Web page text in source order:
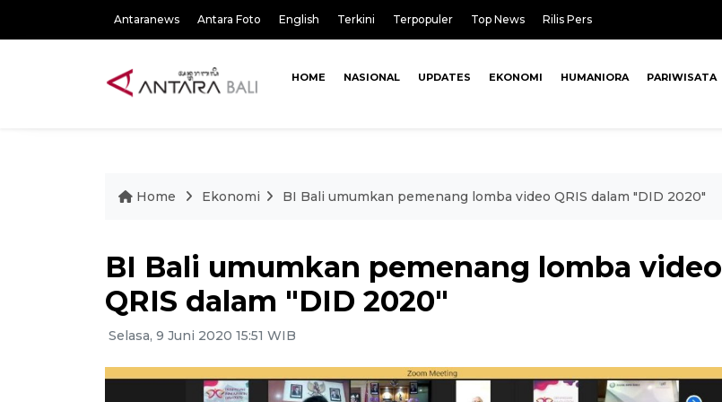
Antaranews Antara Foto English Terkini Terpopuler Top News Rilis Pers
HOME NASIONAL UPDATES EKONOMI HUMANIORA PARIWISATA
Home Ekonomi BI Bali umumkan pemenang lomba video QRIS dalam "DID 2020"
BI Bali umumkan pemenang lomba video
QRIS dalam "DID 2020"
Selasa, 9 Juni 2020 15:51 WIB